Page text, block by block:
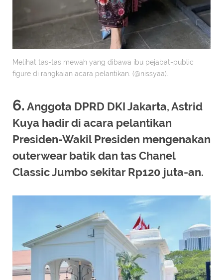
Melihat tas-tas mewah yang dibawa ibu pejabat-public
figure di rangkaian acara pelantikan. (@nissyaa).
6. Anggota DPRD DKI Jakarta, Astrid
Kuya hadir di acara pelantikan
Presiden-Wakil Presiden mengenakan
outerwear batik dan tas Chanel
Classic Jumbo sekitar Rp120 juta-an.